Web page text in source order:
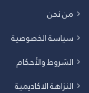
من نحن
سياسة الخصوصية
الشروط والأحكام
النزاهة الاكاديمية